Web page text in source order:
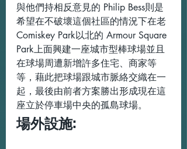
與他們持相反意見的 Philip Bess則是
希望在不破壞這個社區的情況下在老
Comiskey Park以北的 Armour Square
Park上面興建一座城市型棒球場並且
在球場周遭新增許多住宅、商家等
等，藉此把球場跟城市脈絡交織在一
起，最後由前者方案勝出形成現在這
座立於停車場中央的孤島球場。
場外設施: